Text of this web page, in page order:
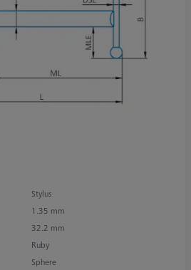
Stylus
1.35 mm
32.2 mm
Ruby
Sphere